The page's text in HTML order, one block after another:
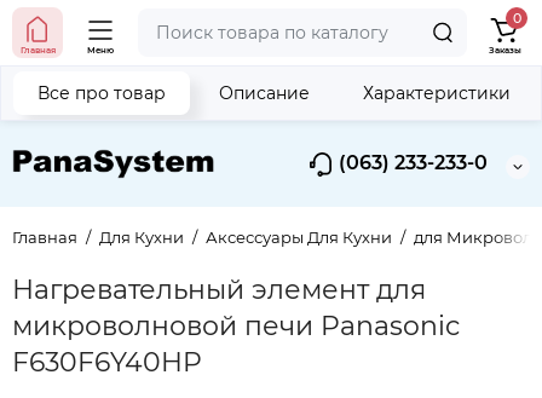
(063) 233-233-0
Главная Меню
0
Заказы
Главная Для Кухни Аксессуары Для Кухни для
Нагревательный элемент для
микроволновой печи Panasonic
F630F6Y40HP
Все про товар Описание Характеристики